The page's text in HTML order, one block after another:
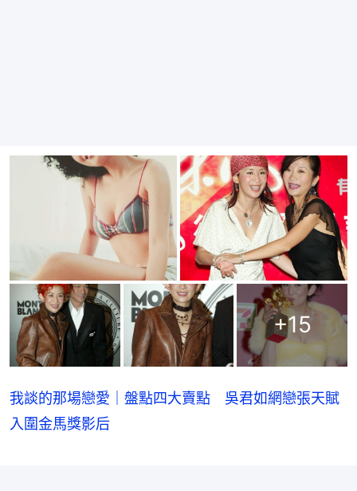
+15
我談的那場戀愛｜盤點四大賣點 吳君如網戀張天賦
入圍金馬獎影后